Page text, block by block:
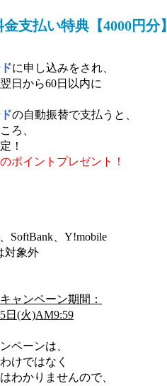
支払い特典【4000円分】
に申し込みをされ、
日から60日以内に
の自動振替で支払うと、
ろ、
！
ポイントプレゼント ！
SoftBank、Y!mobile
対象外
ャンペーン期間：
日(火)AM9:59
ペーンは、
けではなく
わかりませんので、